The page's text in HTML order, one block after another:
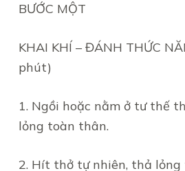
BƯỚC MỘT
KHAI KHÍ – ĐÁNH THỨC
phút)
1. Ngồi hoặc nằm ở tư thế
lỏng toàn thân.
2. Hít thở tự nhiên, thả